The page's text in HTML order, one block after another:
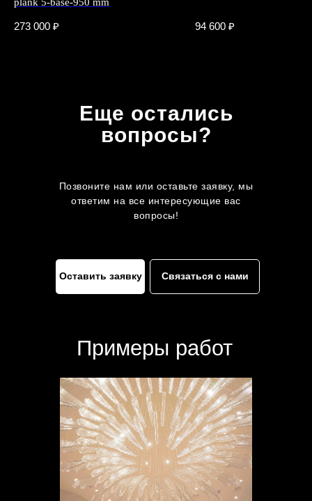
273 000 ₽ 94 600 ₽
Еще остались
вопросы?
Позвоните нам или оставьте заявку, мы
ответим на все интересующие вас
вопросы!
Оставить заявку Связаться с нами
Примеры работ